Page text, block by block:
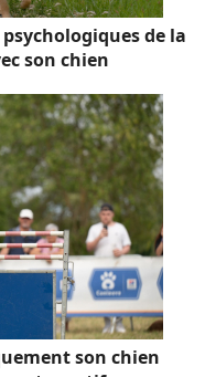
de la
son chien
son chien